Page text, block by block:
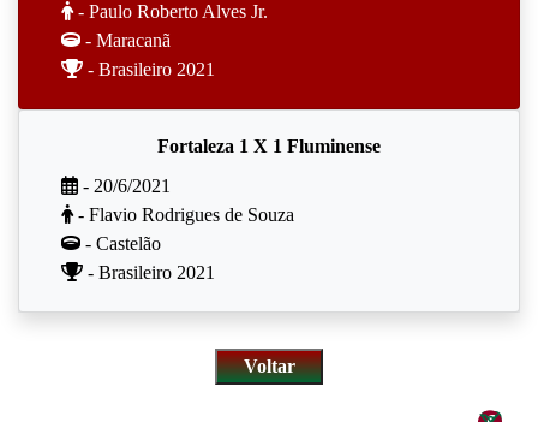
- Paulo Roberto Alves Jr.
- Maracanã
- Brasileiro 2021
Fortaleza 1 X 1 Fluminense
- 20/6/2021
- Flavio Rodrigues de Souza
- Castelão
- Brasileiro 2021